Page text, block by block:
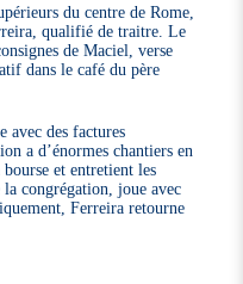
du centre de Rome,
qualifié de traitre. Le
de Maciel, verse
dans le café du père
avec des factures
a d’énormes chantiers en
et entretient les
congrégation, joue avec
Ferreira retourne